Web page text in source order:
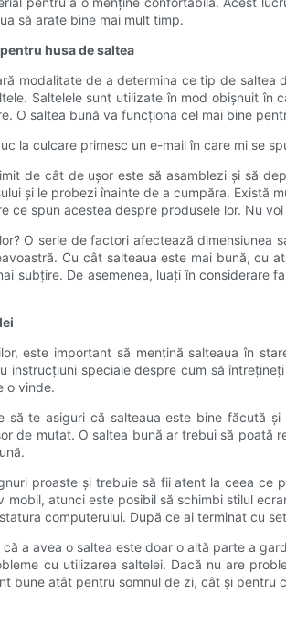
să arate bine mai mult timp.
husa de saltea
modalitate de a determina ce tip de
Saltelele sunt utilizate în mod obișnuit
O saltea bună va funcționa cel mai bine
la culcare primesc un e-mail în care mi se
de cât de ușor este să asamblezi și să
și le probezi înainte de a cumpăra. Există
ce spun acestea despre produsele lor. Nu
O serie de factori afectează
Cu cât salteaua este mai bună, cu
subțire. De asemenea, luați în
este important să mențină salteaua în
instrucțiuni speciale despre cum să
o vinde.
să te asiguri că salteaua este bine făcută
de mutat. O saltea bună ar trebui să
proaste și trebuie să fii atent la ceea
mobil, atunci este posibil să schimbi stilul
computerului. După ce ai terminat cu
a avea o saltea este doar o altă parte a
cu utilizarea saltelei. Dacă nu are
bune atât pentru somnul de zi, cât și pentru